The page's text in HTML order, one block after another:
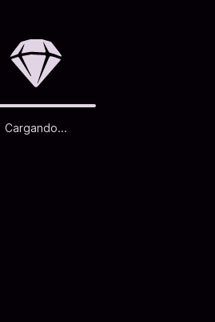
Cargando...